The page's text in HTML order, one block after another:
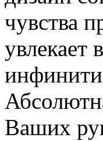
чувства
Ваших